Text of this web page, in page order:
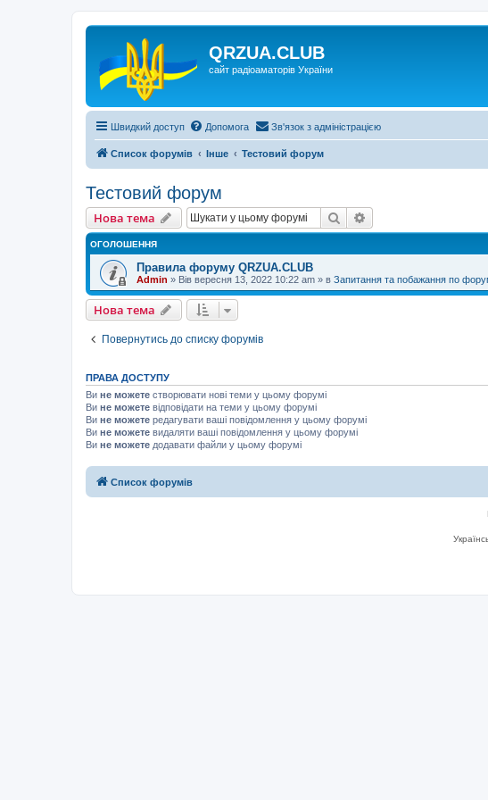
QRZUA.CLUB
сайт радіоаматорів України
Швидкий доступ Допомога Зв'язок з адміністрацією
Список форумів Інше Тестовий форум
Тестовий форум
Нова тема Пошук
ОГОЛОШЕННЯ
Правила форуму QRZUA.CLUB
Admin » Вів вересня 13, 2022 10:22 am » в Запитання та побажання по
Нова тема
Повернутись до списку форумів
ПРАВА ДОСТУПУ
Ви не можете створювати нові теми у цьому форумі
Ви не можете відповідати на теми у цьому форумі
Ви не можете редагувати ваші повідомлення у цьому форумі
Ви не можете видаляти ваші повідомлення у цьому форумі
Ви не можете додавати файли у цьому форумі
Список форумів